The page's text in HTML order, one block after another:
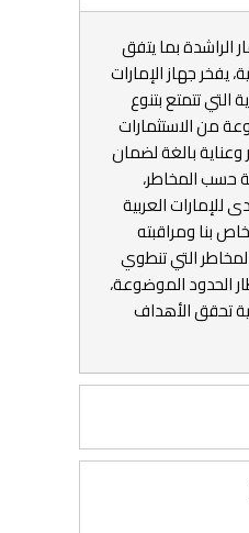
الراشدة بما يتفق
يفخر جهاز الإمارات
التي تتمتع بتنوع
من الاستثمارات
وعناية بالغة لضمان
حسب المخاطر،
للإمارات العربية
بنا ومراقبته
التي تنطوي
الحدود الموضوعة،
تحقق الأهداف